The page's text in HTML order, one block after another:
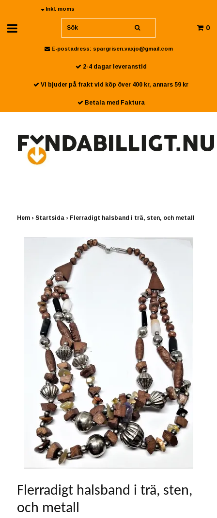
Inkl. moms
0
E-postadress: spargrisen.vaxjo@gmail.com
2-4 dagar leveranstid
Vi bjuder på frakt vid köp över 400 kr, annars 59 kr
Betala med Faktura
Hem › Startsida › Flerradigt halsband i trä, sten, och metall
Flerradigt halsband i trä, sten,
och metall